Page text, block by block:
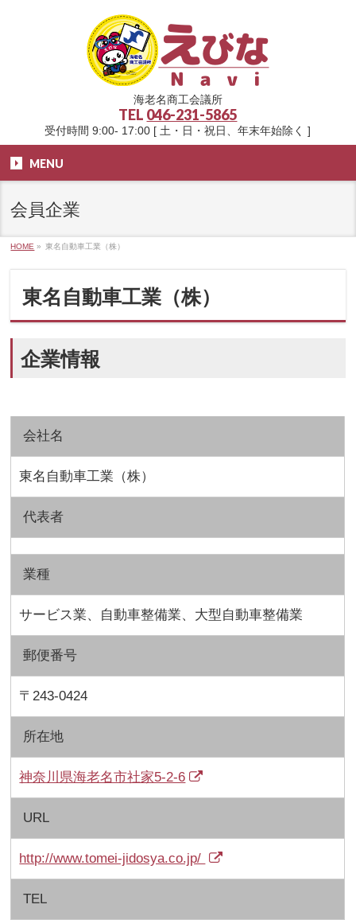
海老名商工会議所
TEL 046-231-5865
受付時間 9:00- 17:00 [ 土・日・祝日、年末年始除く ]
MENU
会員企業
HOME » 東名自動車工業（株）
東名自動車工業（株）
企業情報
会社名
東名自動車工業（株）
代表者
業種
サービス業、自動車整備業、大型自動車整備業
郵便番号
〒243-0424
所在地
神奈川県海老名市社家5-2-6
URL
http://www.tomei-jidosya.co.jp/
TEL